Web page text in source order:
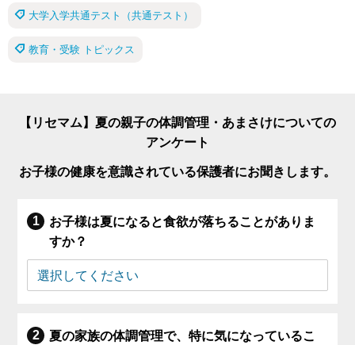
大学入学共通テスト（共通テスト）
教育・受験 トピックス
【リセマム】夏の親子の体調管理・あまさけについての
アンケート
お子様の健康を意識されている保護者にお聞きします。
お子様は夏になると食欲が落ちることがありま
すか？
夏の家族の体調管理で、特に気になっているこ